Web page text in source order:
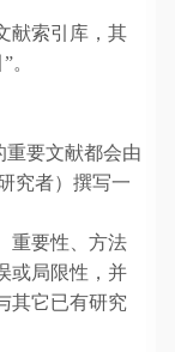
献索引库，其
。
重要文献都会由
究者）撰写一
重要性、方法
或局限性，并
其它已有研究